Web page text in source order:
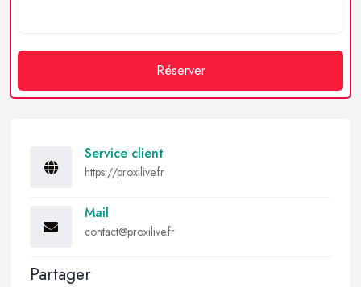
Réserver
Service client
https://proxilive.fr
Mail
contact@proxilive.fr
Partager